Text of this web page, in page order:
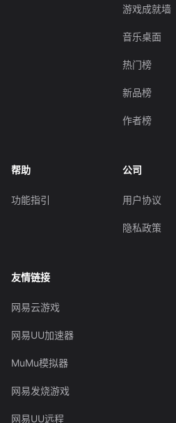
游戏成就墙
音乐桌面
热门榜
新品榜
作者榜
帮助
功能指引
公司
用户协议
隐私政策
友情链接
网易云游戏
网易UU加速器
MuMu模拟器
网易发烧游戏
网易UU远程